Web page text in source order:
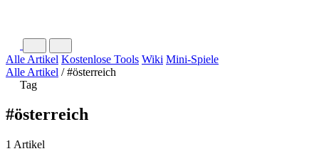
Alle Artikel Kostenlose Tools Wiki Mini-Spiele
Alle Artikel / #österreich
Tag
#österreich
1 Artikel